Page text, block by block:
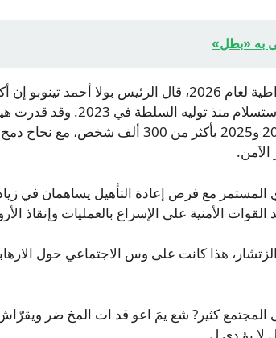
به «بطل»
في 12 يونيو، أثناء احتفالات نيجيريا بيوم الديمقراطية لعام 2026، قال الرئيس بولا أحمد
124 ألفاً من المقاتلين والمعالين دخلوا عملية الاستسلام
مع فرص إعادة التأهيل يساهمان في
الأمنية على الإسراع بالعمليات وإنقاذ
هذا كانت على وس الاجتماعي حول
المجتمع كثير? شع يمَ اعو قد ات المخ ضر
لا يؤ دي ل .